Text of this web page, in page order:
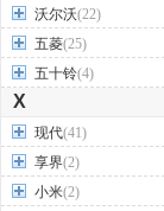
沃尔沃(22)
五菱(25)
五十铃(4)
X
现代(41)
享界(2)
小米(2)